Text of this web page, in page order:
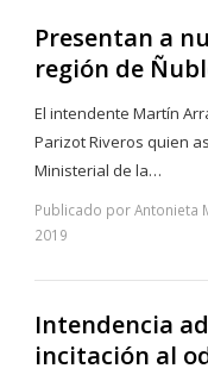
Presentan a
región de
El intendente Martín
Parizot Riveros quien
Ministerial de la…
Publicado por Antonieta
2019
Intendencia
incitación al